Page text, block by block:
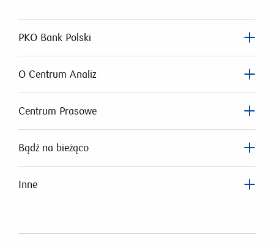
PKO Bank Polski
O Centrum Analiz
Centrum Prasowe
Bądź na bieżąco
Inne